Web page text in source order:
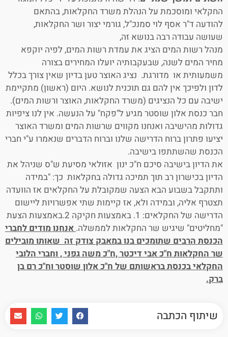
החקלאי ומוסכמת על הנהלת משרד החקלאות, בהתאם
להודעה ד"ר אסף לוי סמנכ"ל, גורמי יצור ושר החקלאות,
שעושה עבודה רבה בנושא זה,
מנהל רשות המים הציג את עמדת רשות המים, לפיה יוקפא
מחיר המים לשנה, שבעקבותיה יועלו המחירים בצורה
משמעותית או מדורגת. נציג האוצר טען בדיון שאין צורך בכלל
לדון ולפיכך אין להם גם תוכנית לנושא. היום (ראשון) מתקיימת
ישיבה עם כל הנציגים (משרד החקלאות, האוצר ורשות המים).
חבר כנסת אלון שוסטר מגיע ל"פקח" על הנעשה. אין לנו ציפיות
גדולות מהישיבה ואנחנו מקווים שרשות המים ומשרד האוצר
יציעו פתרון ברוח הדרישה שלנו וברוח הדברים שנאמרו ע"י חברי
הכנסת שהשתתפו בישיבה.
את הדיון בישיבה סיכם ח"כ ינון אזולאי מסיעת ש"ס שניהל את
הדיון בכישרון רב תוך תמיכה גדולה בחקלאות כך: "במידה
ותתקבל בשבוע הבא הצעה שמקובלת על החקלאים אז הוועדה
תצטרף אליה, ובמידה ולא, אז קיימות שתי אפשרויות ליישום
הדרישה של החקלאים: 1. באמצעות חקיקה 2.באמצעות הצעת
"מחליטים" שיגיש שר החקלאות לממשלה. אנחנו מודים לחברי
הכנסת הרבים שתומכים בנו במאבק צודק זה שאותו מובילים
שר החקלאות ח"כ אבי דיכטר ,ח"כ משה גפני , וחברי הלובי
החקלאי בכנסת בראשותם של ח"כ אלון שוסטר וח"כ רם בן
ברק.
שיתוף הכתבה